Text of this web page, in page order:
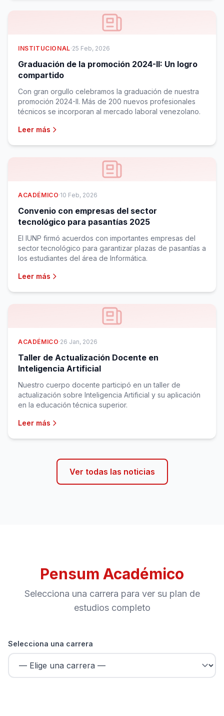
INSTITUCIONAL·25 Feb, 2026
Graduación de la promoción 2024-II: Un logro
compartido
Con gran orgullo celebramos la graduación de nuestra
promoción 2024-II. Más de 200 nuevos profesionales
técnicos se incorporan al mercado laboral venezolano.
Leer más
ACADÉMICO·10 Feb, 2026
Convenio con empresas del sector
tecnológico para pasantías 2025
El IUNP firmó acuerdos con importantes empresas del
sector tecnológico para garantizar plazas de pasantías a
los estudiantes del área de Informática.
Leer más
ACADÉMICO·26 Jan, 2026
Taller de Actualización Docente en
Inteligencia Artificial
Nuestro cuerpo docente participó en un taller de
actualización sobre Inteligencia Artificial y su aplicación
en la educación técnica superior.
Leer más
Ver todas las noticias
Pensum Académico
Selecciona una carrera para ver su plan de
estudios completo
Selecciona una carrera